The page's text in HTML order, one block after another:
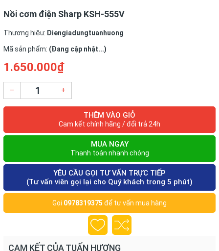
Nồi cơm điện Sharp KSH-555V
Thương hiệu: Diengiadungtuanhuong
Mã sản phẩm: (Đang cập nhật...)
1.650.000₫
– +
THÊM VÀO GIỎ
Cam kết chính hãng / đổi trả 24h
MUA NGAY
Thanh toán nhanh chóng
YÊU CẦU GỌI TƯ VẤN TRỰC TIẾP
(Tư vấn viên gọi lại cho Quý khách trong 5 phút)
Gọi 0978319375 để tư vấn mua hàng
CAM KẾT CỦA TUẤN HƯƠNG